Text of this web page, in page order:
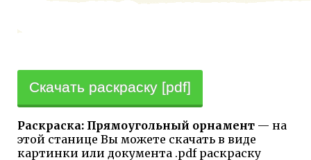
Скачать раскраску [pdf]
Раскраска: Прямоугольный орнамент — на
этой станице Вы можете скачать в виде
картинки или документа .pdf раскраску